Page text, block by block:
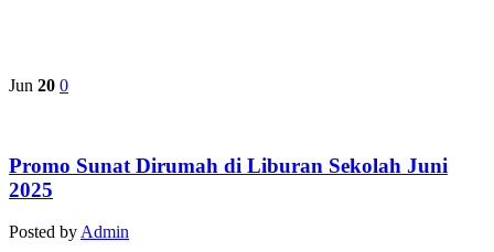
Jun 20 0
Promo Sunat Dirumah di Liburan Sekolah Juni
2025
Posted by Admin